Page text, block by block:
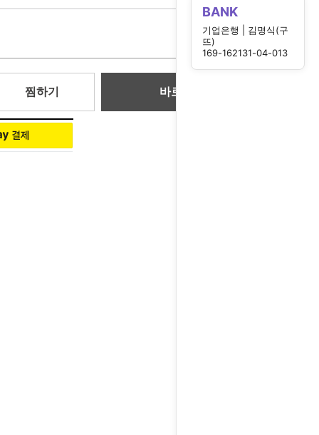
BANK
기업은행 | 김명식(구
뜨)
169-162131-04-013
0 원
찜하기 바로 구매